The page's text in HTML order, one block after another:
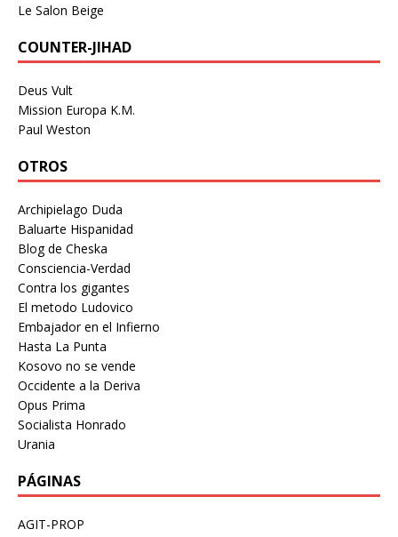
Le Salon Beige
COUNTER-JIHAD
Deus Vult
Mission Europa K.M.
Paul Weston
OTROS
Archipielago Duda
Baluarte Hispanidad
Blog de Cheska
Consciencia-Verdad
Contra los gigantes
El metodo Ludovico
Embajador en el Infierno
Hasta La Punta
Kosovo no se vende
Occidente a la Deriva
Opus Prima
Socialista Honrado
Urania
PÁGINAS
AGIT-PROP